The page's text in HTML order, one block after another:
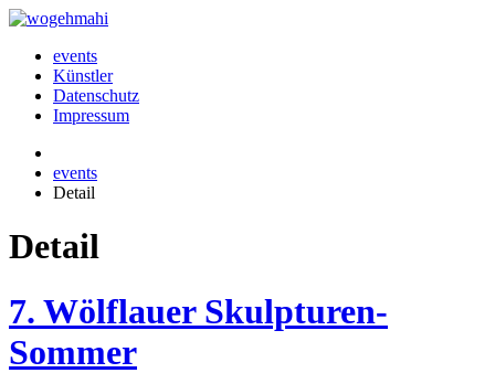
events
Künstler
Datenschutz
Impressum
events
Detail
Detail
7. Wölflauer Skulpturen-
Sommer